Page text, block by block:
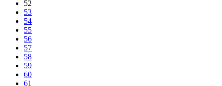
52
53
54
55
56
57
58
59
60
61